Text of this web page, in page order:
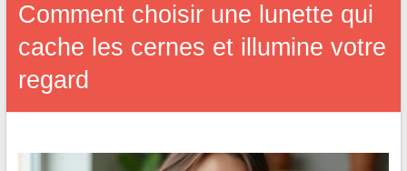
Comment choisir une lunette qui
cache les cernes et illumine votre
regard